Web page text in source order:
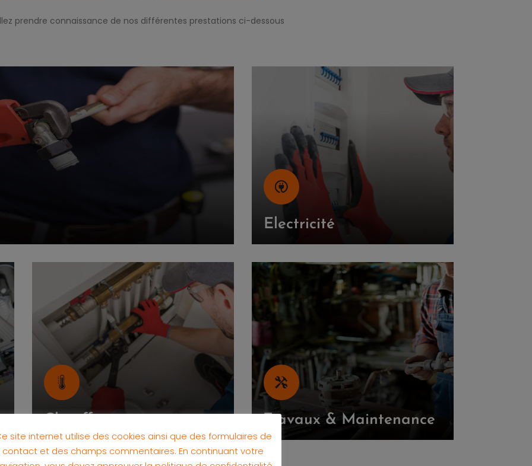
prendre connaissance de nos différentes prestations ci-dessous
Electricité
Travaux & Maintenance
site internet utilise des cookies ainsi que des formulaires de
contact et des champs commentaires. En continuant votre